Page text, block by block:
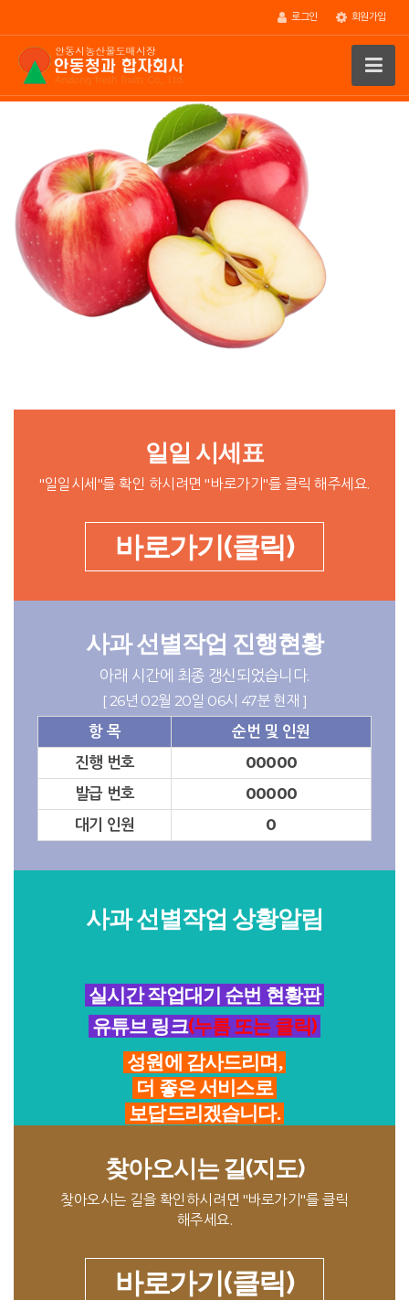
로그인 회원가입
일일 시세표
"일일시세"를 확인 하시려면 "바로가기"를 클릭 해주세요.
바로가기(클릭)
사과 선별작업 진행현황
아래 시간에 최종 갱신되었습니다.
[ 26년 02월 20일 06시 47분 현재 ]
항 목
순번 및 인원
진행 번호
00000
발급 번호
00000
대기 인원
0
사과 선별작업 상황알림
실시간 작업대기 순번 현황판
유튜브 링크(누름 또는 클릭)
성원에 감사드리며,
더 좋은 서비스로
보답드리겠습니다.
찾아오시는 길(지도)
찾아오시는 길을 확인하시려면 "바로가기"를 클릭
해주세요.
바로가기(클릭)